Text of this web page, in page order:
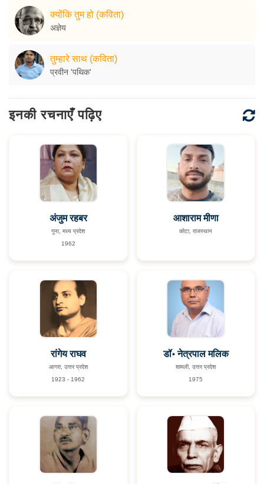
क्योंकि तुम हो (कविता)
अज्ञेय
तुम्हारे साथ (कविता)
प्रवीन 'पथिक'
इनकी रचनाएँ पढ़िए
अंजुम रहबर
गुना, मध्य प्रदेश
1962
आशाराम मीणा
कोटा, राजस्थान
रांगेय राघव
आगरा, उत्तर प्रदेश
1923 - 1962
डॉ॰ नेत्रपाल मलिक
शामली, उत्तर प्रदेश
1975